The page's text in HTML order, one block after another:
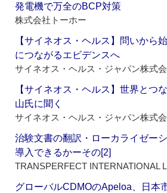
発電機で万全のBCP対策
株式会社トーホー
【サイネオス・ヘルス】問いから
につながるエビデンスへ
サイネオス・ヘルス・ジャパン株式
【サイネオス・ヘルス】世界と
山氏に聞く
サイネオス・ヘルス・ジャパン株式
治験文書の翻訳・ローカライゼー
導入できるかーその[2]
TRANSPERFECT INTERNATIONAL
グローバルCDMOのApeloa、日本